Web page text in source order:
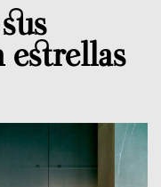
estrellas